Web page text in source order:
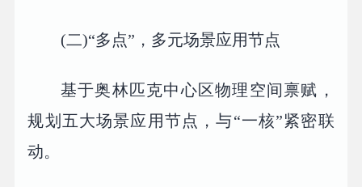
(二)“多点”，多元场景应用节点
基于奥林匹克中心区物理空间禀赋，
规划五大场景应用节点，与“一核”紧密联
动。